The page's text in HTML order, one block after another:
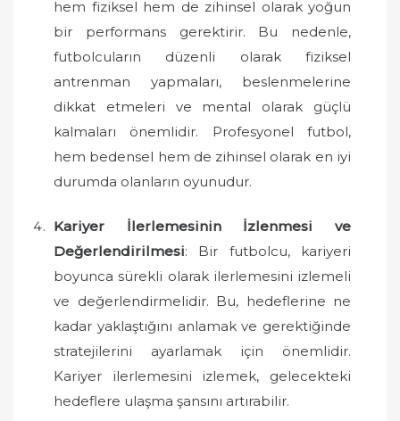
hem fiziksel hem de zihinsel olarak yoğun
bir performans gerektirir. Bu nedenle,
futbolcuların düzenli olarak fiziksel
antrenman yapmaları, beslenmelerine
dikkat etmeleri ve mental olarak güçlü
kalmaları önemlidir. Profesyonel futbol,
hem bedensel hem de zihinsel olarak en iyi
durumda olanların oyunudur.
Kariyer İlerlemesinin İzlenmesi ve
Değerlendirilmesi: Bir futbolcu, kariyeri
boyunca sürekli olarak ilerlemesini izlemeli
ve değerlendirmelidir. Bu, hedeflerine ne
kadar yaklaştığını anlamak ve gerektiğinde
stratejilerini ayarlamak için önemlidir.
Kariyer ilerlemesini izlemek, gelecekteki
hedeflere ulaşma şansını artırabilir.